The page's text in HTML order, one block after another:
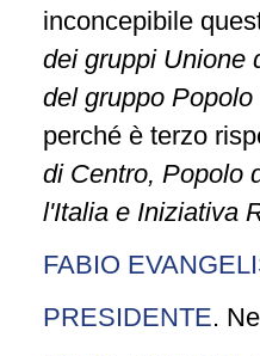
inconcepibile
dei gruppi Unione
del gruppo
perché è terzo
di Centro, Popolo
l'Italia e Iniziativa
FABIO
PRESIDENTE.